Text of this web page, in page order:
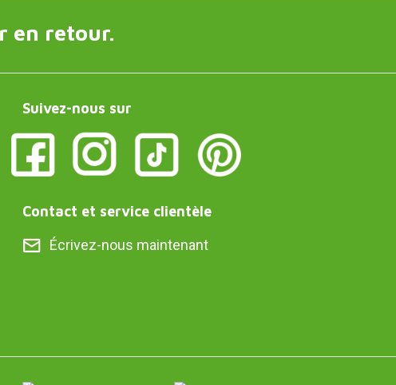
en retour.
Suivez-nous sur
Contact et service clientèle
Écrivez-nous maintenant